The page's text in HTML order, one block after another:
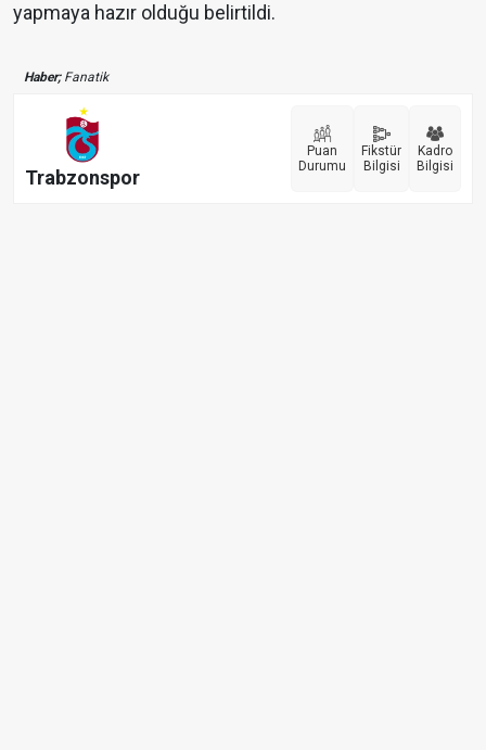
yapmaya hazır olduğu belirtildi.
Haber;Fanatik
Trabzonspor
Puan
Durumu
Fikstür
Bilgisi
Kadro
Bilgisi